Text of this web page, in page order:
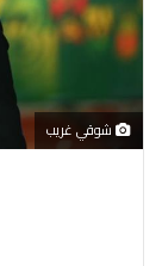
شوقي غريب